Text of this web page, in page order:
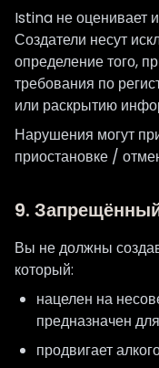
Istina не оценивает и
Создатели несут
определение того,
требования по
или раскрытию
Нарушения могут
приостановке /
9. Запрещённый
Вы не должны
который:
нацелен на
предназначен
продвигает